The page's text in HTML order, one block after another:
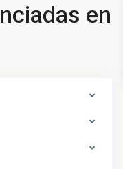
en